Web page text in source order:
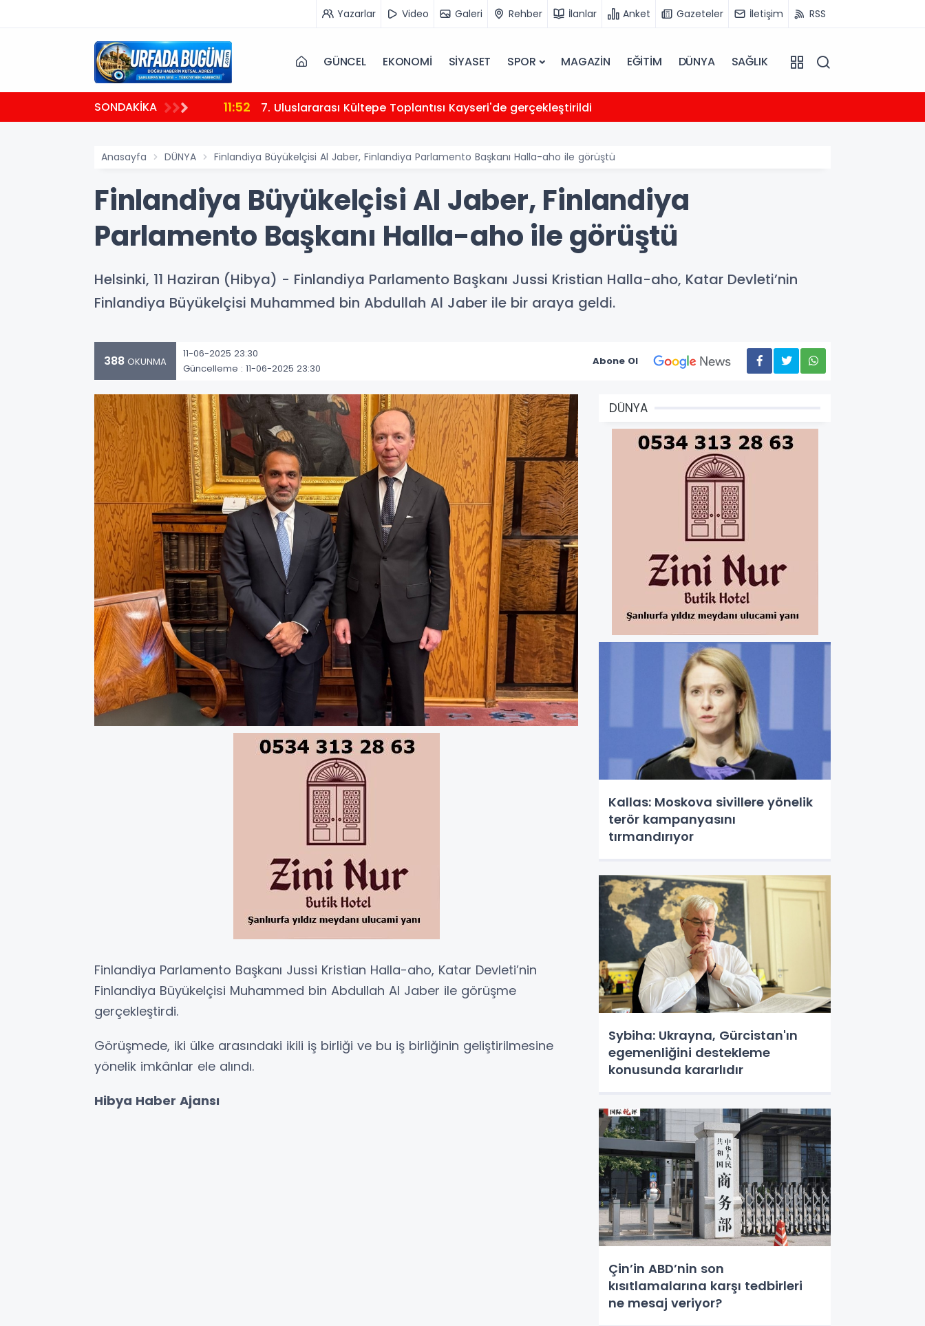
Yazarlar Video Galeri Rehber İlanlar Anket Gazeteler İletişim RSS
GÜNCEL EKONOMİ SİYASET SPOR MAGAZİN EĞİTİM DÜNYA SAĞLIK
SONDAKİKA 11:52 7. Uluslararası Kültepe Toplantısı Kayseri'de gerçekleştirildi
Anasayfa DÜNYA Finlandiya Büyükelçisi Al Jaber, Finlandiya Parlamento Başkanı Halla-aho ile görüştü
Finlandiya Büyükelçisi Al Jaber, Finlandiya
Parlamento Başkanı Halla-aho ile görüştü
Helsinki, 11 Haziran (Hibya) - Finlandiya Parlamento Başkanı Jussi Kristian Halla-aho, Katar Devleti’nin
Finlandiya Büyükelçisi Muhammed bin Abdullah Al Jaber ile bir araya geldi.
388 OKUNMA
11-06-2025 23:30
Güncelleme : 11-06-2025 23:30
Abone Ol
Finlandiya Parlamento Başkanı Jussi Kristian Halla-aho, Katar Devleti’nin
Finlandiya Büyükelçisi Muhammed bin Abdullah Al Jaber ile görüşme
gerçekleştirdi.
Görüşmede, iki ülke arasındaki ikili iş birliği ve bu iş birliğinin geliştirilmesine
yönelik imkânlar ele alındı.
Hibya Haber Ajansı
DÜNYA
Kallas: Moskova sivillere yönelik
terör kampanyasını
tırmandırıyor
Sybiha: Ukrayna, Gürcistan'ın
egemenliğini destekleme
konusunda kararlıdır
Çin’in ABD’nin son
kısıtlamalarına karşı tedbirleri
ne mesaj veriyor?